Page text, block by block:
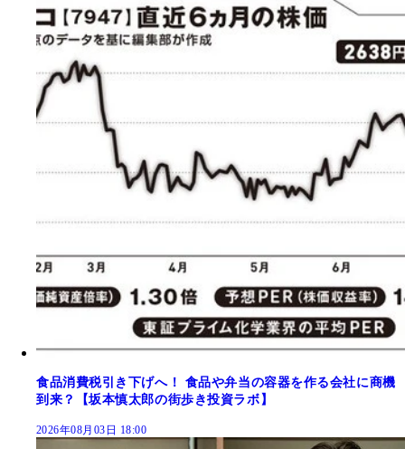
食品消費税引き下げへ！ 食品や弁当の容器を作る会社に商機
到来？【坂本慎太郎の街歩き投資ラボ】
2026年08月03日 18:00